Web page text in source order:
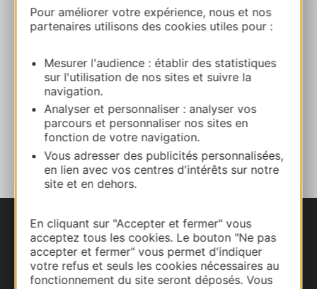
Pour améliorer votre expérience, nous et nos
partenaires utilisons des cookies utiles pour :
Mesurer l'audience : établir des statistiques
sur l'utilisation de nos sites et suivre la
navigation.
Analyser et personnaliser : analyser vos
parcours et personnaliser nos sites en
fonction de votre navigation.
Vous adresser des publicités personnalisées,
en lien avec vos centres d'intérêts sur notre
site et en dehors.
En cliquant sur "Accepter et fermer" vous
acceptez tous les cookies. Le bouton "Ne pas
accepter et fermer" vous permet d'indiquer
votre refus et seuls les cookies nécessaires au
fonctionnement du site seront déposés. Vous
E-mail
ADD TO FAVORITES